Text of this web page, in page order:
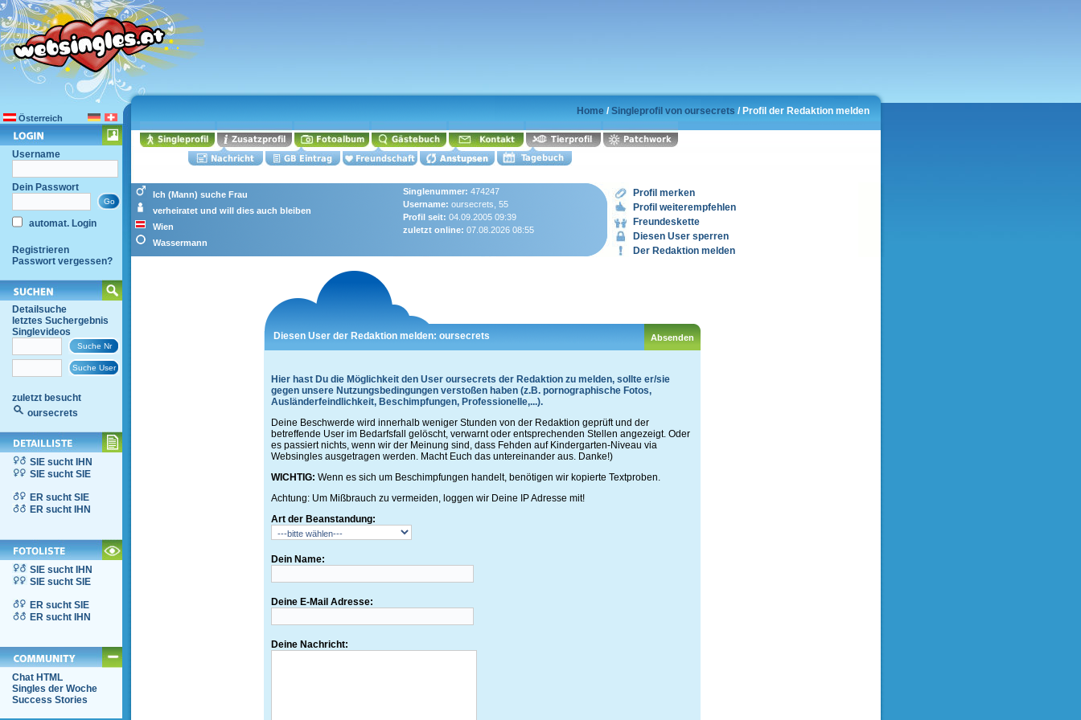
Österreich
Username
Dein Passwort
automat. Login
Registrieren
Passwort vergessen?
Detailsuche
letztes Suchergebnis
Singlevideos
zuletzt besucht
oursecrets
SIE sucht IHN
SIE sucht SIE
ER sucht SIE
ER sucht IHN
SIE sucht IHN
SIE sucht SIE
ER sucht SIE
ER sucht IHN
Chat HTML
Singles der Woche
Success Stories
Home / Singleprofil von oursecrets / Profil der Redaktion melden
Ich (Mann) suche Frau
verheiratet und will dies auch bleiben
Wien
Wassermann
Singlenummer: 474247
Username: oursecrets, 55
Profil seit: 04.09.2005 09:39
zuletzt online: 07.08.2026 08:55
Profil merken
Profil weiterempfehlen
Freundeskette
Diesen User sperren
Der Redaktion melden
Diesen User der Redaktion melden: oursecrets
Hier hast Du die Möglichkeit den User oursecrets der Redaktion zu melden, sollte er/sie
gegen unsere Nutzungsbedingungen verstoßen haben (z.B. pornographische Fotos,
Ausländerfeindlichkeit, Beschimpfungen, Professionelle,...).
Deine Beschwerde wird innerhalb weniger Stunden von der Redaktion geprüft und der
betreffende User im Bedarfsfall gelöscht, verwarnt oder entsprechenden Stellen angezeigt. Oder
es passiert nichts, wenn wir der Meinung sind, dass Fehden auf Kindergarten-Niveau via
Websingles ausgetragen werden. Macht Euch das untereinander aus. Danke!)
WICHTIG: Wenn es sich um Beschimpfungen handelt, benötigen wir kopierte Textproben.
Achtung: Um Mißbrauch zu vermeiden, loggen wir Deine IP Adresse mit!
Art der Beanstandung:
Dein Name:
Deine E-Mail Adresse:
Deine Nachricht: